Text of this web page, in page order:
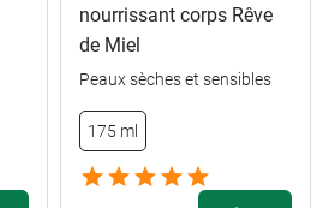
nourrissant corps Rêve
de Miel
Peaux sèches et sensibles
175 ml